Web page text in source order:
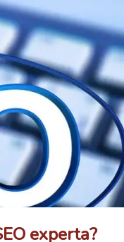
experta?